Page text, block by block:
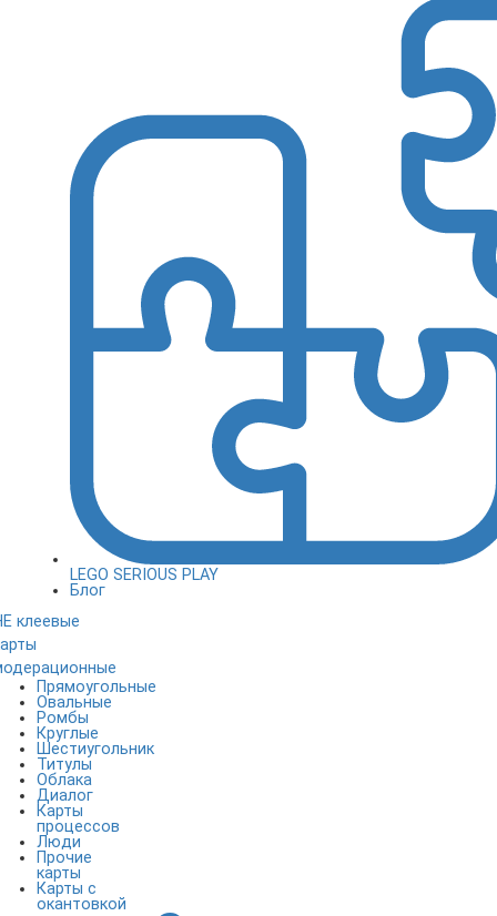
LEGO SERIOUS PLAY
Блог
клеевые
Прямоугольные
Овальные
Ромбы
Круглые
Шестиугольник
Титулы
Облака
Диалог
Карты
процессов
Люди
Прочие
карты
Карты с
окантовкой